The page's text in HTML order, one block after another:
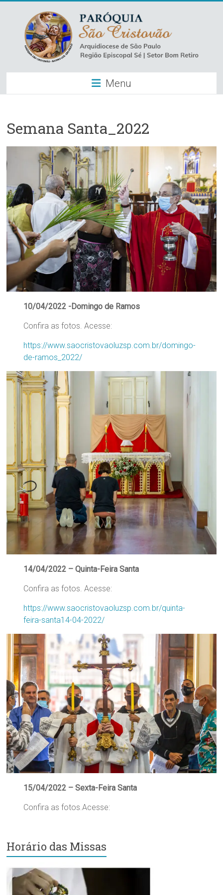
content
Paróquia
São
–
Luz
Arquidiocese
São
Paulo
–
Região
Episcopal
Sé
–
Setor
Bom
Menu
Semana Santa_2022
10/04/2022 -Domingo de Ramos
Confira as fotos. Acesse:
https://www.saocristovaoluzsp.com.br/domingo-
de-ramos_2022/
14/04/2022 – Quinta-Feira Santa
Confira as fotos. Acesse:
https://www.saocristovaoluzsp.com.br/quinta-
feira-santa14-04-2022/
15/04/2022 – Sexta-Feira Santa
Confira as fotos.Acesse:
Horário das Missas